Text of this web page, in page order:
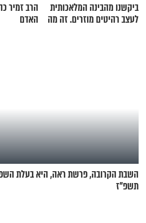
ביקשנו מהבינה המלאכותית
לעצב רהיטים מוזרים. זה מה
הרב זמיר
האדם
השבת הקרובה, פרשת ראה, היא בעלת
תשפ"ז